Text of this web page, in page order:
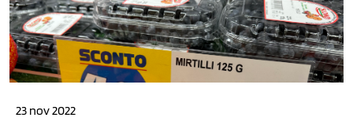
23 nov 2022